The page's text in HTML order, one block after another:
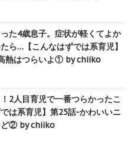
た4歳息子。症状が軽くてよか
ら…【こんなはずでは系育児】
熱はつらいよ① by chiiko
2人目育児で一番つらかったこ
は系育児】第25話-かわいいニ
ど② by chiiko